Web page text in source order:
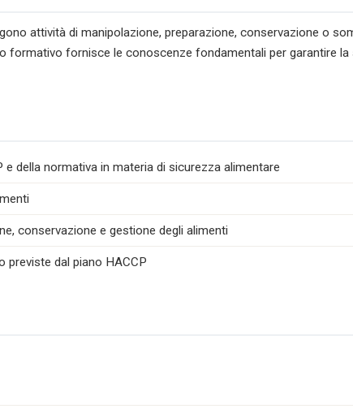
attività di manipolazione, preparazione, conservazione o
fornisce le conoscenze fondamentali per garantire
della normativa in materia di sicurezza alimentare
conservazione e gestione degli alimenti
previste dal piano HACCP